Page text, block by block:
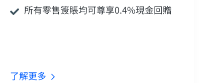
所有零售簽賬均可尊享0.4%現金回贈
了解更多